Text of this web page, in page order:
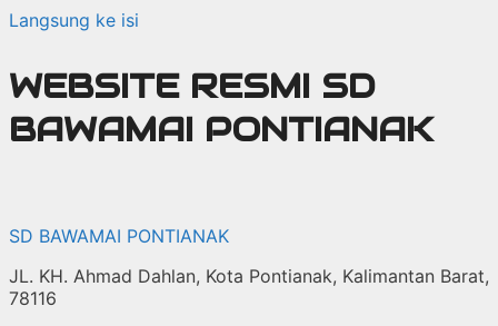
Langsung ke isi
WEBSITE RESMI SD
BAWAMAI PONTIANAK
SD BAWAMAI PONTIANAK
JL. KH. Ahmad Dahlan, Kota Pontianak, Kalimantan Barat,
78116